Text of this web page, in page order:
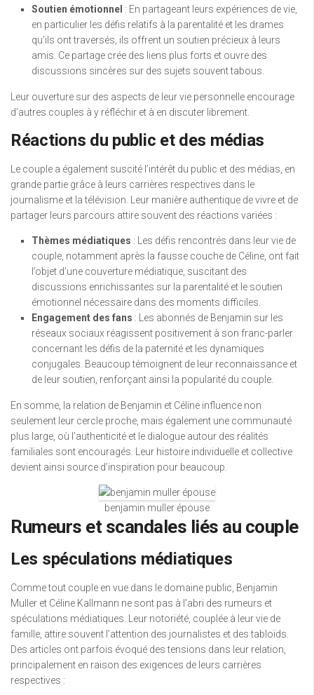
Soutien émotionnel : En partageant leurs expériences de vie,
en particulier les défis relatifs à la parentalité et les drames
qu’ils ont traversés, ils offrent un soutien précieux à leurs
amis. Ce partage crée des liens plus forts et ouvre des
discussions sincères sur des sujets souvent tabous.
Leur ouverture sur des aspects de leur vie personnelle encourage
d’autres couples à y réfléchir et à en discuter librement.
Réactions du public et des médias
Le couple a également suscité l’intérêt du public et des médias, en
grande partie grâce à leurs carrières respectives dans le
journalisme et la télévision. Leur manière authentique de vivre et de
partager leurs parcours attire souvent des réactions variées :
Thèmes médiatiques : Les défis rencontrés dans leur vie de
couple, notamment après la fausse couche de Céline, ont fait
l’objet d’une couverture médiatique, suscitant des
discussions enrichissantes sur la parentalité et le soutien
émotionnel nécessaire dans des moments difficiles.
Engagement des fans : Les abonnés de Benjamin sur les
réseaux sociaux réagissent positivement à son franc-parler
concernant les défis de la paternité et les dynamiques
conjugales. Beaucoup témoignent de leur reconnaissance et
de leur soutien, renforçant ainsi la popularité du couple.
En somme, la relation de Benjamin et Céline influence non
seulement leur cercle proche, mais également une communauté
plus large, où l’authenticité et le dialogue autour des réalités
familiales sont encouragés. Leur histoire individuelle et collective
devient ainsi source d’inspiration pour beaucoup.
benjamin muller épouse
Rumeurs et scandales liés au couple
Les spéculations médiatiques
Comme tout couple en vue dans le domaine public, Benjamin
Muller et Céline Kallmann ne sont pas à l’abri des rumeurs et
spéculations médiatiques. Leur notoriété, couplée à leur vie de
famille, attire souvent l’attention des journalistes et des tabloïds.
Des articles ont parfois évoqué des tensions dans leur relation,
principalement en raison des exigences de leurs carrières
respectives :